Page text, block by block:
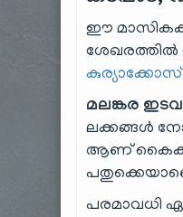
ഈ
കുര്യാക്കോസ്
മലങ്കര
ലക്കങ്ങൾ
ആണ്
പരമാവധി